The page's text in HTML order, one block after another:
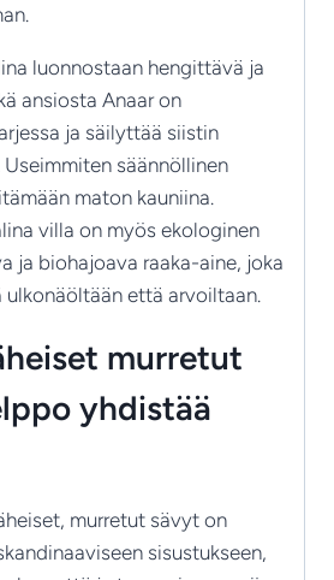
luonnostaan hengittävä ja
ansiosta Anaar on
ja säilyttää siistin
säännöllinen
maton kauniina.
villa on myös ekologinen
ja biohajoava raaka-aine, joka
ulkonäöltään että arvoiltaan.
murretut
yhdistää
murretut sävyt on
sisustukseen,